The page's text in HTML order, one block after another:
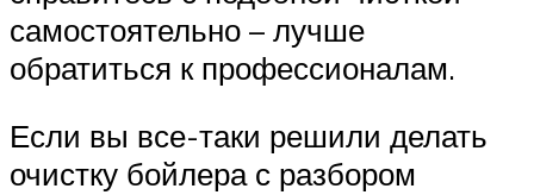
самостоятельно – лучше
обратиться к профессионалам.
Если вы все-таки решили делать
очистку бойлера с разбором